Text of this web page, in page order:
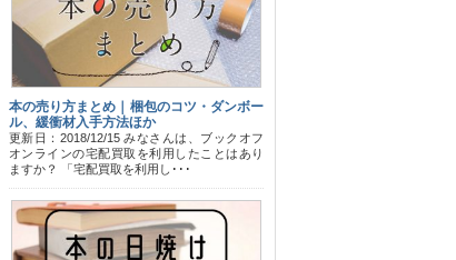
本の売り方まとめ｜梱包のコツ・ダンボー
ル、緩衝材入手方法ほか
更新日：2018/12/15 みなさんは、ブックオフ
オンラインの宅配買取を利用したことはあり
ますか？ 「宅配買取を利用し･･･